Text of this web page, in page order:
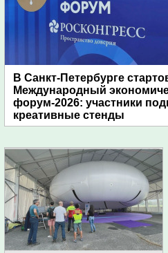
В Санкт-Петербурге
Международный
форум-2026: участники
креативные стенды